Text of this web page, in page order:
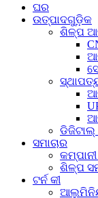
ଘର
ଉତ୍ପାଦଗୁଡ଼ିକ
ଶିଳ୍ପ
ସମାଚାର
ଶିଳ୍ପ
ଟର୍ନ କୀ